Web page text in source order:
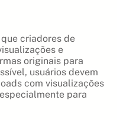
criadores de
e
originais para
usuários devem
com visualizações
para